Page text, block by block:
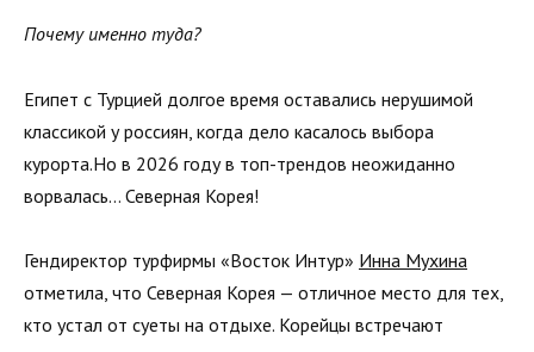
Почему именно туда?
Египет с Турцией долгое время оставались нерушимой
классикой у россиян, когда дело касалось выбора
курорта.Но в 2026 году в топ-трендов неожиданно
ворвалась… Северная Корея!
Гендиректор турфирмы «Восток Интур» Инна Мухина
отметила, что Северная Корея — отличное место для тех,
кто устал от суеты на отдыхе. Корейцы встречают